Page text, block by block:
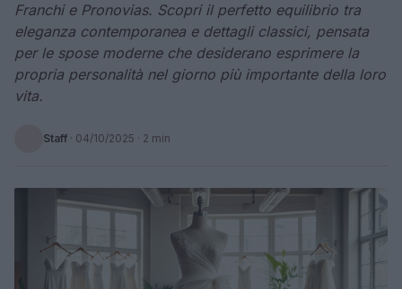
Franchi e Pronovias. Scopri il perfetto equilibrio tra
eleganza contemporanea e dettagli classici, pensata
per le spose moderne che desiderano esprimere la
propria personalità nel giorno più importante della loro
vita.
Staff · 04/10/2025 · 2 min